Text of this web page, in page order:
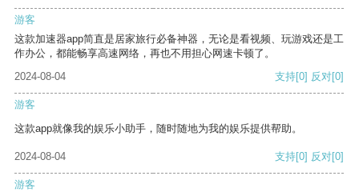
游客
这款加速器app简直是居家旅行必备神器，无论是看视频、玩游戏还是工
作办公，都能畅享高速网络，再也不用担心网速卡顿了。
2024-08-04
支持[0] 反对[0]
游客
这款app就像我的娱乐小助手，随时随地为我的娱乐提供帮助。
2024-08-04 支持[0] 反对[0]
游客